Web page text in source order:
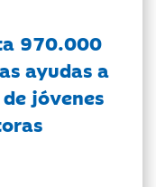
970.000
ayudas a
jóvenes